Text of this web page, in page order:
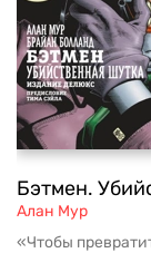
Бэтмен.
Алан Мур
«Чтобы